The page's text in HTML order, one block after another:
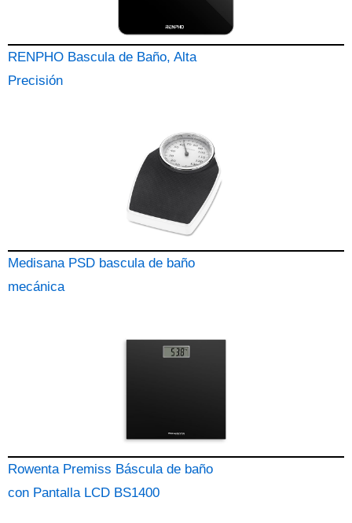
RENPHO Bascula de Baño, Alta
Precisión
Medisana PSD bascula de baño
mecánica
Rowenta Premiss Báscula de baño
con Pantalla LCD BS1400